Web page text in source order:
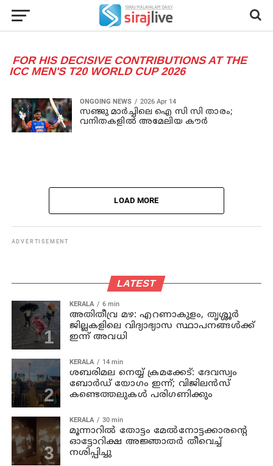
FOR HIS DECISIVE CONTRIBUTIONS AT THE
ICC MEN'S T20 WORLD CUP 2026
ONGOING NEWS 2026 Apr 14
സഞ്ജു മാര്‍ച്ചിലെ ഐ സി സി താരം;
വനിതകളില്‍ അമേലിയ കൗര്‍
LOAD MORE
ADVERTISEMENT
LATEST
KERALA 6 min
അതിതീവ്ര മഴ: എറണാകുളം, തൃശ്ശൂർ
ജില്ലകളിലെ വിദ്യാഭ്യാസ സ്ഥാപനങ്ങൾക്ക്
ഇന്ന് അവധി
KERALA 14 min
ശബരിമല നെയ്യ് ക്രമക്കേട്: ദേവസ്വം
ബോർഡ് യോഗം ഇന്ന്; വിജിലൻസ്
കണ്ടെത്തലുകൾ പരിഗണിക്കും
KERALA 30 min
മൂന്നാറില്‍ തോട്ടം മേല്‍നോട്ടക്കാരന്റെ
ഓട്ടോറിക്ഷ അജ്ഞാതര്‍ തീവെച്ച്
നശിപ്പിച്ചു